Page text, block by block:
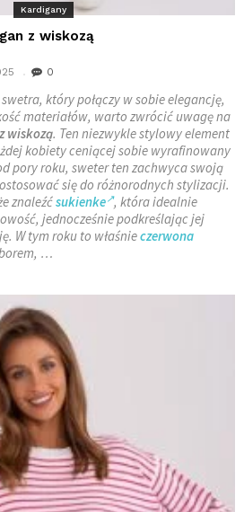
Kardigany
z wiskozą
0
który połączy w sobie elegancję,
materiałów, warto zwrócić uwagę na
wiskozą. Ten niezwykle stylowy element
kobiety ceniącej sobie wyrafinowany
pory roku, sweter ten zachwyca swoją
się do różnorodnych stylizacji.
znaleźćsukienke , która idealnie
jednocześnie podkreślając jej
W tym roku to właśnieczerwona
…